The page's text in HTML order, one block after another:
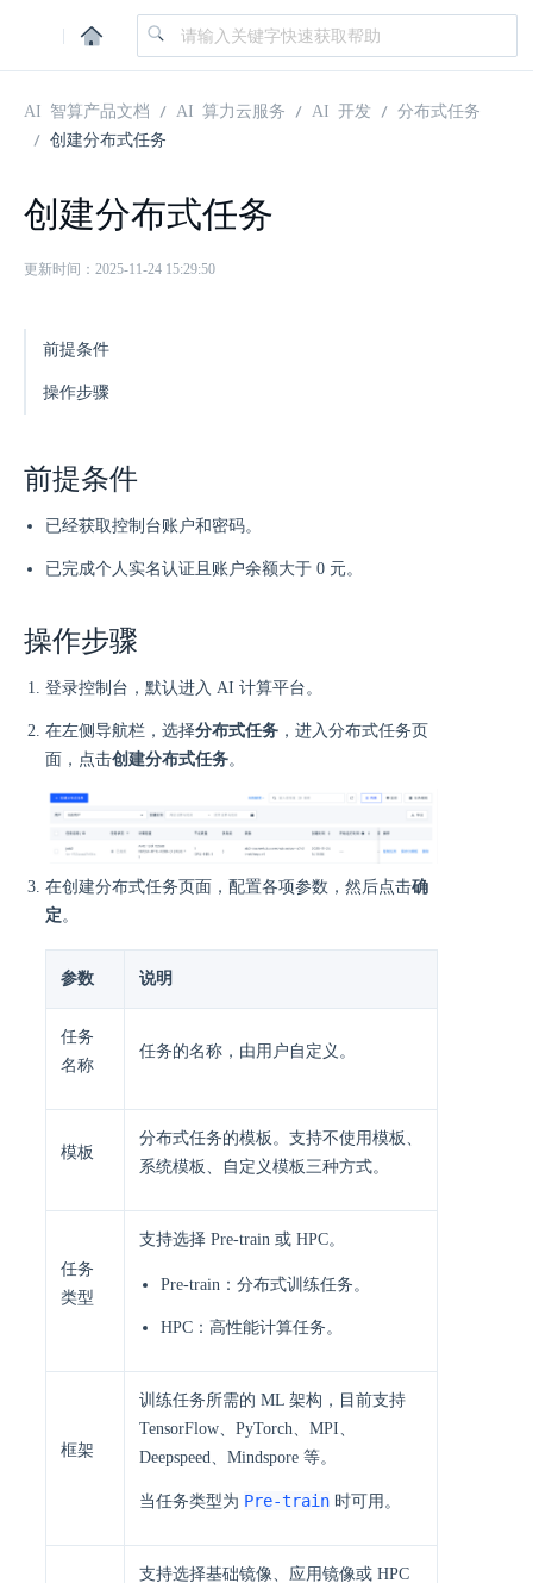
|
AI 智算产品文档 AI 算力云服务 AI 开发
分布式任务
创建分布式任务
创建分布式任务
更新时间：2025-11-24 15:29:50
前提条件
操作步骤
前提条件
已经获取控制台账户和密码。
已完成个人实名认证且账户余额大于 0 元。
操作步骤
登录控制台，默认进入 AI 计算平台。
在左侧导航栏，选择分布式任务 ，进入分布式任务页
面，点击创建分布式任务。
在创建分布式任务页面，配置各项参数，然后点击确
定 。
参数 说明
任务
名称
任务的名称，由用户自定义。
模板
分布式任务的模板。支持不使用模板、
系统模板、自定义模板三种方式。
任务
类型
支持选择 Pre-train 或 HPC。
Pre-train：分布式训练任务。
HPC：高性能计算任务。
框架
训练任务所需的 ML 架构，目前支持
TensorFlow、PyTorch、MPI、
Deepspeed、Mindspore 等。
当任务类型为 Pre-train 时可用。
支持选择基础镜像、应用镜像或 HPC